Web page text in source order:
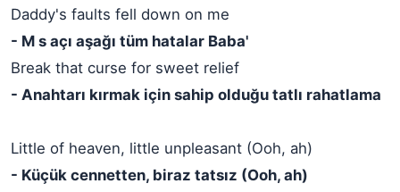
Daddy's faults fell down on me
- M s açı aşağı tüm hatalar Baba'
Break that curse for sweet relief
- Anahtarı kırmak için sahip olduğu tatlı rahatlama
Little of heaven, little unpleasant (Ooh, ah)
- Küçük cennetten, biraz tatsız (Ooh, ah)